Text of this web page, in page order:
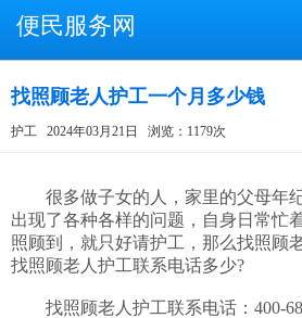
便民服务网
找照顾老人护工一个月多少钱
护工 2024年03月21日 浏览：1179次
很多做子女的人，家里的父母年
出现了各种各样的问题，自身日常忙
照顾到，就只好请护工，那么找照顾
找照顾老人护工联系电话多少?
找照顾老人护工联系电话：400-
微信号：
（长按复制微信号，添
打开微信